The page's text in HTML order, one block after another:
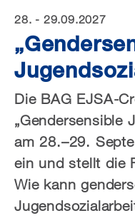
28. - 29.09.2027
Die BAG EJSA-
„Gendersensible
am 28.–29.
ein und stellt die
Wie kann